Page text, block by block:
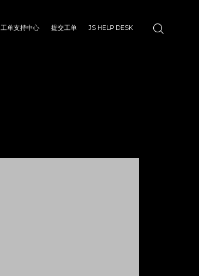
工单支持中心 提交工单 JS HELP DESK